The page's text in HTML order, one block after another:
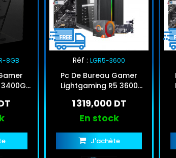
8GB Réf : LGR5-3600
Pc De Bureau Gamer
Lightgaming R5 3600
SSD Noir
1 319,000 DT
En stock
J'achète